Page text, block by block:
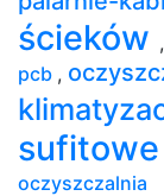
ścieków ,
pcb ,
sufitowe
oczyszczalnia